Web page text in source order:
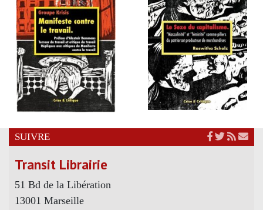
SUIVRE
Transit Librairie
51 Bd de la Libération
13001 Marseille